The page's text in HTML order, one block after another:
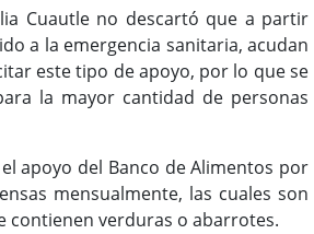
Cuautle no descartó que a partir
a la emergencia sanitaria, acudan
este tipo de apoyo, por lo que se
la mayor cantidad de personas
apoyo del Banco de Alimentos por
mensualmente, las cuales son
contienen verduras o abarrotes.